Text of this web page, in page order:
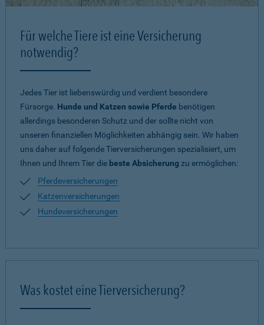
Für welche Tiere ist eine Versicherung
notwendig?
Jedes Tier ist liebenswürdig und verdient besondere
Fürsorge. Hunde und Katzen sowie Pferde benötigen
allerdings besonderen Schutz und der sollte nicht von
unseren finanziellen Möglichkeiten abhängig sein. Wir haben
uns daher auf folgende Tierversicherungen spezialisiert, um
Ihnen und Ihrem Tier die beste Absicherung zu ermöglichen:
Pferdeversicherungen
Katzenversicherungen
Hundeversicherungen
Was kostet eine Tierversicherung?